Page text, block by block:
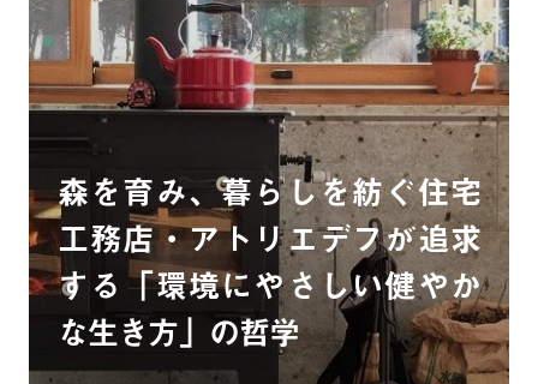
森を育み、暮らしを紡ぐ住宅
工務店・アトリエデフが追求
する「環境にやさしい健やか
な生き方」の哲学